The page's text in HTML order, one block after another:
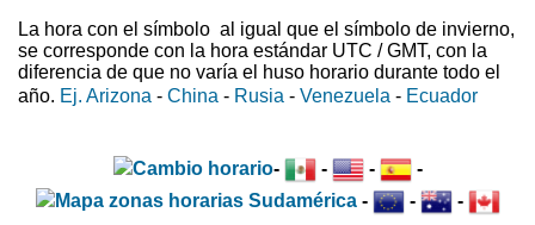
La hora con el símbolo al igual que el símbolo de invierno,
se corresponde con la hora estándar UTC / GMT, con la
diferencia de que no varía el huso horario durante todo el
año. Ej. Arizona - China - Rusia - Venezuela - Ecuador
- - -
-
-
- -